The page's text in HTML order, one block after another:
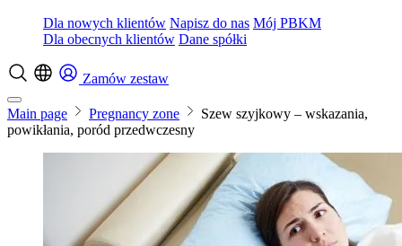
Dla nowych klientów Napisz do nas Mój PBKM
Dla obecnych klientów Dane spółki
Zamów zestaw
Main page Pregnancy zone
Szew szyjkowy – wskazania,
powikłania, poród przedwczesny